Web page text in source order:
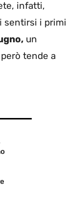
infatti,
sentirsi i primi
un
tende a